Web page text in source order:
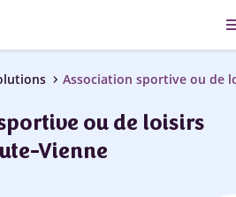
chevron_right Association sportive ou de
ou de loisirs
Vienne